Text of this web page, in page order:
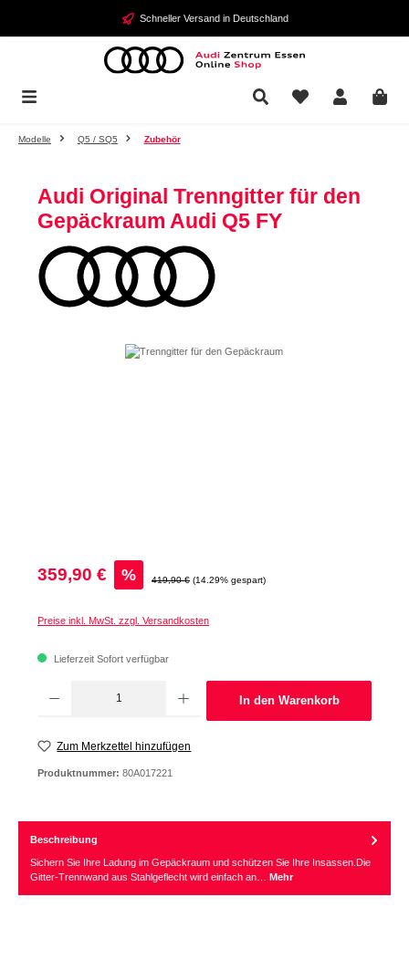
Zum Hauptinhalt springen Schneller Versand in Deutschland
Modelle Q5 / SQ5 Zubehör
Audi Original Trenngitter für den
Gepäckraum Audi Q5 FY
Bildergalerie überspringen
Verkaufspreis:
359,90 € % Regulärer Preis:
419,90 € (14.29% gespart)
Preise inkl. MwSt. zzgl. Versandkosten
Lieferzeit Sofort verfügbar
In den Warenkorb
Zum Merkzettel hinzufügen
Produktnummer: 80A017221
Beschreibung
Sichern Sie Ihre Ladung im Gepäckraum und schützen Sie Ihre Insassen.Die
Gitter-Trennwand aus Stahlgeflecht wird einfach an… Mehr